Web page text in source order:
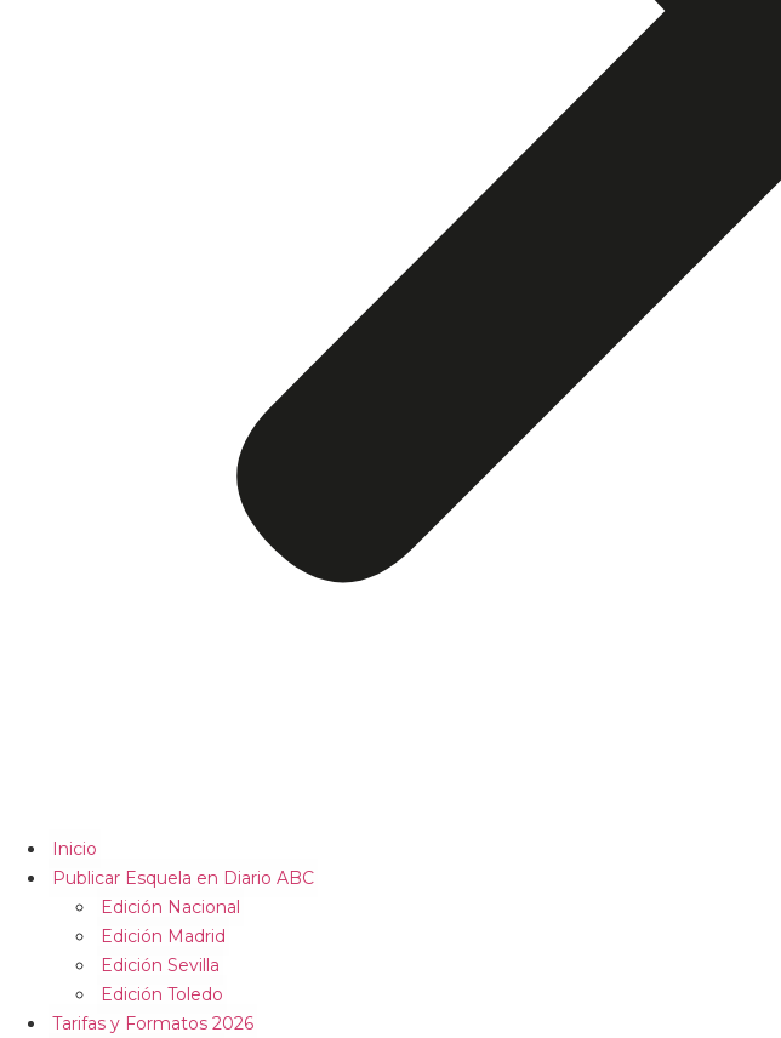
Inicio
Publicar Esquela en Diario ABC
Edición Nacional
Edición Madrid
Edición Sevilla
Edición Toledo
Tarifas y Formatos 2026